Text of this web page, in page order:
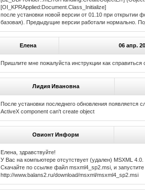
[OI_KPRApplied:Document.Class_Initialize]
после установки новой версии от 01.10 при
базовая). Предыдущие версии работали нормально.
Елена 06 апр.
Пришлите мне пожалуйста инструкции как справиться
Лидия Ивановна
После установки последнего обновления появляется
ActiveX component can't create object
Овионт Информ
Елена, здравствуйте!
У Вас на компьютере отсутствует (удален) MSXML 4.0.
Скачайте по ссылке файл msxml4_sp2.msi, и запустите
http://www.balans2.ru/download/msxml/msxml4_sp2.msi